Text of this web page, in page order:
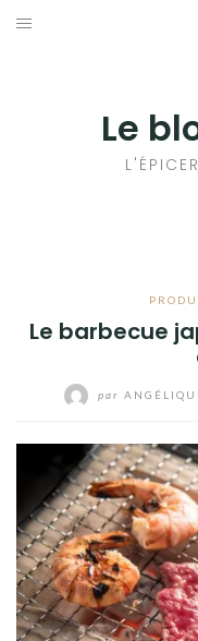
Aller
Le
Le barbecue
par